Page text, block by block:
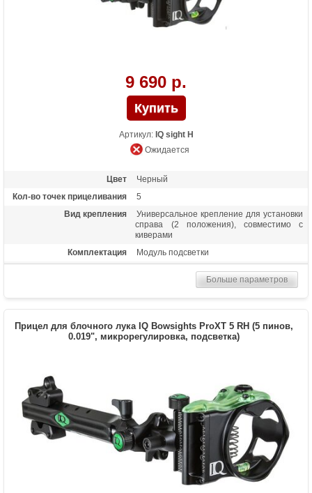
9 690 р.
Артикул: IQ sight H
Ожидается
Цвет
Черный
Кол-во точек прицеливания
5
Вид крепления
Универсальное крепление для установки
справа (2 положения), совместимо с
киверами
Комплектация
Модуль подсветки
Алюминиевый сплав Т6 6061
Яркие удлиненные метки из оптоволокна
толщиной 0.019 дюйма, металлические
пины, пузырьковый и 3D уровень Retina
вертикаль микрорегулировки, ближе-
дальше отверстиями под винты),
Больше параметров
Прицел для блочного лука IQ Bowsights ProXT 5 RH (5 пинов,
0.019", микрорегулировка, подсветка)